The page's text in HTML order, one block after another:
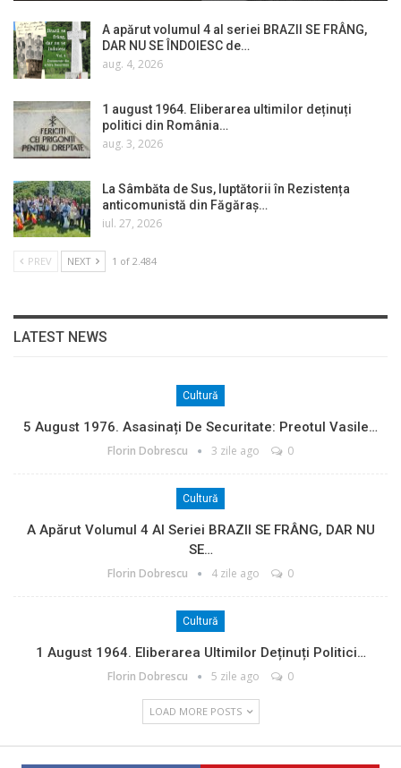
A apărut volumul 4 al seriei BRAZII SE FRÂNG,
DAR NU SE ÎNDOIESC de…
aug. 4, 2026
1 august 1964. Eliberarea ultimilor deținuți
politici din România…
aug. 3, 2026
La Sâmbăta de Sus, luptătorii în Rezistența
anticomunistă din Făgăraș…
iul. 27, 2026
PREV NEXT 1 of 2.484
LATEST NEWS
Cultură
5 August 1976. Asasinați De Securitate: Preotul Vasile…
Florin Dobrescu 3 zile ago 0
Cultură
A Apărut Volumul 4 Al Seriei BRAZII SE FRÂNG, DAR NU
SE…
Florin Dobrescu 4 zile ago 0
Cultură
1 August 1964. Eliberarea Ultimilor Deținuți Politici…
Florin Dobrescu 5 zile ago 0
LOAD MORE POSTS